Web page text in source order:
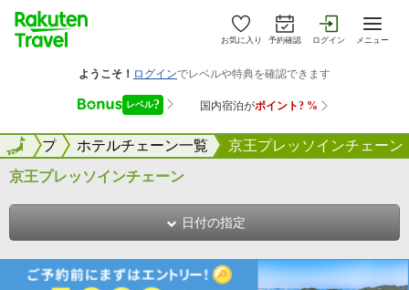
お気に入り 予約確認 ログイン メニュー
トップ ホテルチェーン一覧 京王プレッソインチェーン
全国
京王プレッソインチェーン
日付の指定